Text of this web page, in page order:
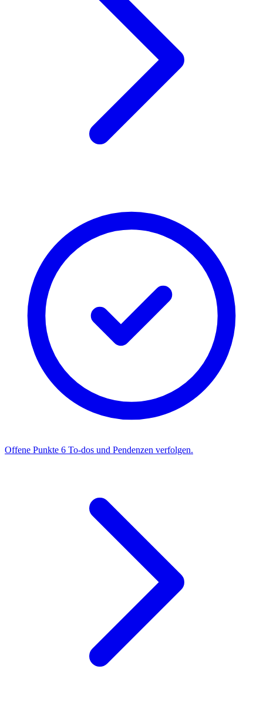
Offene Punkte 6 To-dos und Pendenzen verfolgen.